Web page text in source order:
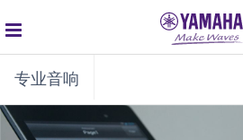
global
navigation
专业音响